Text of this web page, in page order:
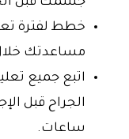
خطط لفترة
مساعدتك خلال
اتبع جميع
الجراح قبل
ساعات.